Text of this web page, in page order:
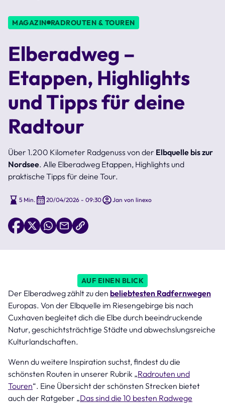
MAGAZIN RADROUTEN & TOUREN
Elberadweg –
Etappen, Highlights
und Tipps für deine
Radtour
Über 1.200 Kilometer Radgenuss von der Elbquelle bis zur
Nordsee. Alle Elberadweg Etappen, Highlights und
praktische Tipps für deine Tour.
5 Min. 20/04/2026 - 09:30 Jan von linexo
AUF EINEN BLICK
Der Elberadweg zählt zu den beliebtesten Radfernwegen
Europas. Von der Elbquelle im Riesengebirge bis nach
Cuxhaven begleitet dich die Elbe durch beeindruckende
Natur, geschichtsträchtige Städte und abwechslungsreiche
Kulturlandschaften.
Wenn du weitere Inspiration suchst, findest du die
schönsten Routen in unserer Rubrik „Radrouten und
Touren“. Eine Übersicht der schönsten Strecken bietet
auch der Ratgeber „Das sind die 10 besten Radwege